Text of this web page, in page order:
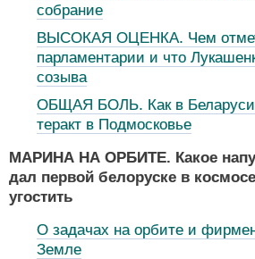
собрание
ВЫСОКАЯ ОЦЕНКА. Чем
парламентарии и что
созыва
ОБЩАЯ БОЛЬ. Как в Беларуси
теракт в Подмосковье
МАРИНА НА ОРБИТЕ. Какое
дал первой белоруске в
угостить
О задачах на орбите и
Земле